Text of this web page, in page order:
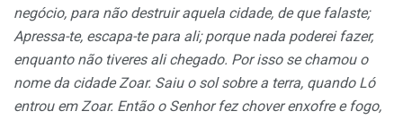
negócio, para não destruir aquela cidade, de que falaste;
Apressa-te, escapa-te para ali; porque nada poderei fazer,
enquanto não tiveres ali chegado. Por isso se chamou o
nome da cidade Zoar. Saiu o sol sobre a terra, quando Ló
entrou em Zoar. Então o Senhor fez chover enxofre e fogo,